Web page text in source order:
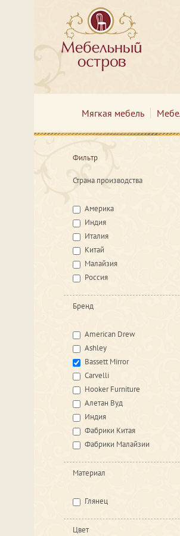
Мягкая мебель
Фильтр
Страна производства
Америка
Индия
Италия
Китай
Малайзия
Россия
Бренд
American Drew
Ashley
Bassett Mirror
Carvelli
Hooker Furniture
Алетан Вуд
Индия
Фабрики Китая
Фабрики Малайзии
Материал
Глянец
Цвет